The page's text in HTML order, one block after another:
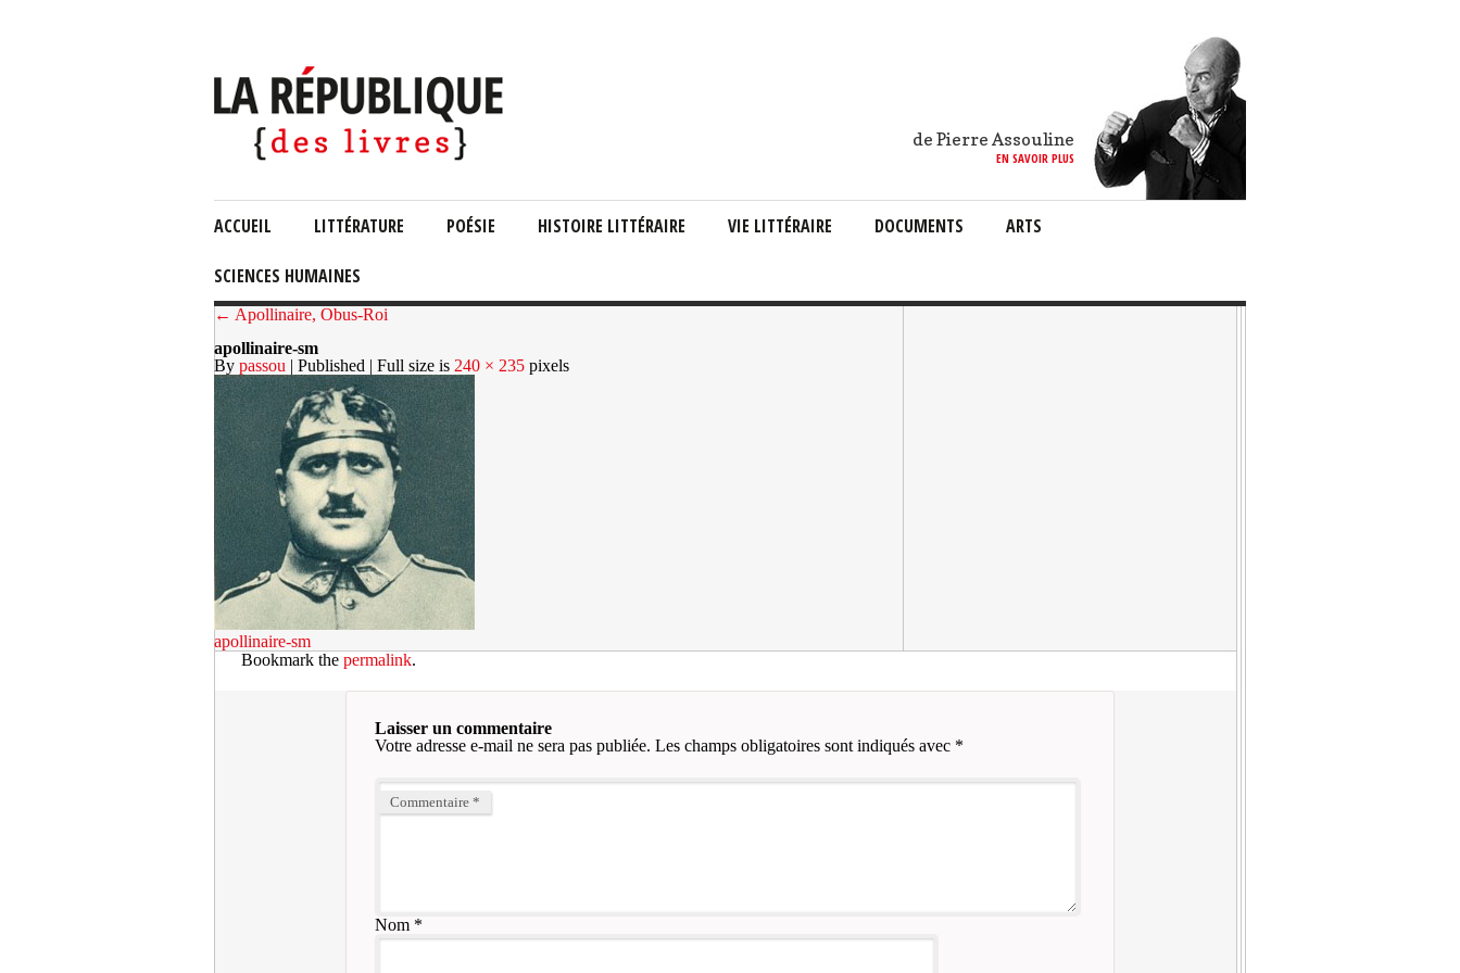
de Pierre Assouline
EN SAVOIR PLUS
ACCUEIL LITTÉRATURE POÉSIE HISTOIRE LITTÉRAIRE VIE LITTÉRAIRE DOCUMENTS ARTS
SCIENCES HUMAINES
← Apollinaire, Obus-Roi
apollinaire-sm
By passou | Published | Full size is 240 × 235 pixels
apollinaire-sm
Bookmark the permalink.
Laisser un commentaire
Votre adresse e-mail ne sera pas publiée. Les champs obligatoires sont indiqués avec *
Commentaire *
Nom*